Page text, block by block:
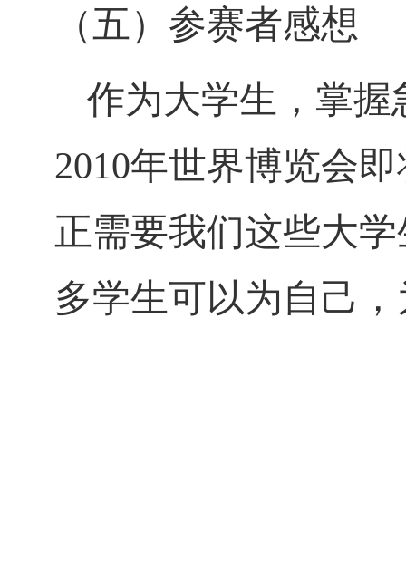
（五）参赛者感想
作为大学生，掌
2010年世界博览会
正需要我们这些大
多学生可以为自己